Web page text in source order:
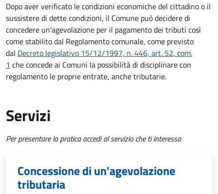
Dopo aver verificato le condizioni economiche del cittadino o il
sussistere di dette condizioni, il Comune può decidere di
concedere un'agevolazione per il pagamento dei tributi così
come stabilito dal Regolamento comunale, come previsto
dal Decreto legislativo 15/12/1997, n. 446, art. 52, com.
1 che concede ai Comuni la possibilità di disciplinare con
regolamento le proprie entrate, anche tributarie.
Servizi
Per presentare la pratica accedi al servizio che ti interessa
Concessione di un'agevolazione
tributaria